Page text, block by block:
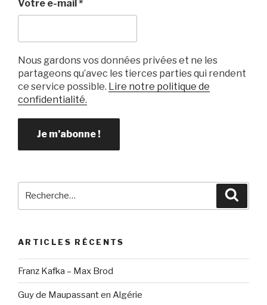
Votre e-mail *
Nous gardons vos données privées et ne les
partageons qu’avec les tierces parties qui rendent
ce service possible. Lire notre politique de
confidentialité.
ARTICLES RÉCENTS
Franz Kafka – Max Brod
Guy de Maupassant en Algérie